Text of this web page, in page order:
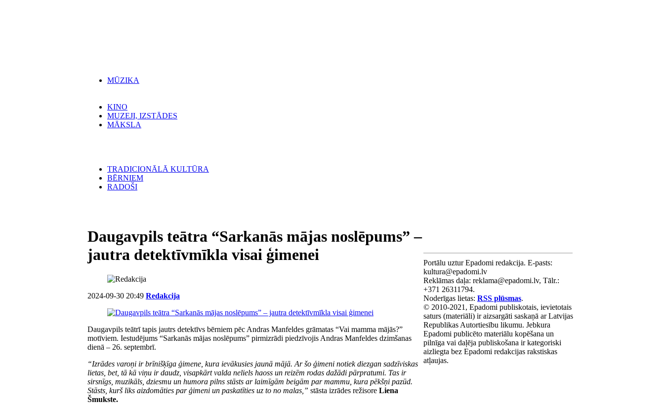
MŪZIKA
KINO
MUZEJI, IZSTĀDES
MĀKSLA
TRADICIONĀLĀ KULTŪRA
BĒRNIEM
RADOŠI
Daugavpils teātra “Sarkanās mājas noslēpums” –
jautra detektīvmīkla visai ģimenei
2024-09-30 20:49 Redakcija
Daugavpils teātrī tapis jautrs detektīvs bērniem pēc Andras Manfeldes grāmatas “Vai mamma mājās?”
motīviem. Iestudējums “Sarkanās mājas noslēpums” pirmizrādi piedzīvojis Andras Manfeldes dzimšanas
dienā – 26. septembrī.
“Izrādes varoņi ir brīnišķīga ģimene, kura ievākusies jaunā mājā. Ar šo ģimeni notiek diezgan sadzīviskas
lietas, bet, tā kā viņu ir daudz, visapkārt valda neliels haoss un reizēm rodas dažādi pārpratumi. Tas ir
sirsnīgs, muzikāls, dziesmu un humora pilns stāsts ar laimīgām beigām par mammu, kura pēkšņi pazūd.
Stāsts, kurš liks aizdomāties par ģimeni un paskatīties uz to no malas,” stāsta izrādes režisore Liena
Šmukste.
Portālu uztur Epadomi redakcija. E-pasts:
kultura@epadomi.lv
Reklāmas daļa: reklama@epadomi.lv, Tālr.:
+371 26311794.
Noderīgas lietas: RSS plūsmas.
© 2010-2021, Epadomi publiskotais, ievietotais
saturs (materiāli) ir aizsargāti saskaņā ar Latvijas
Republikas Autortiesību likumu. Jebkura
Epadomi publicēto materiālu kopēšana un
pilnīga vai daļēja publiskošana ir kategoriski
aizliegta bez Epadomi redakcijas rakstiskas
atļaujas.